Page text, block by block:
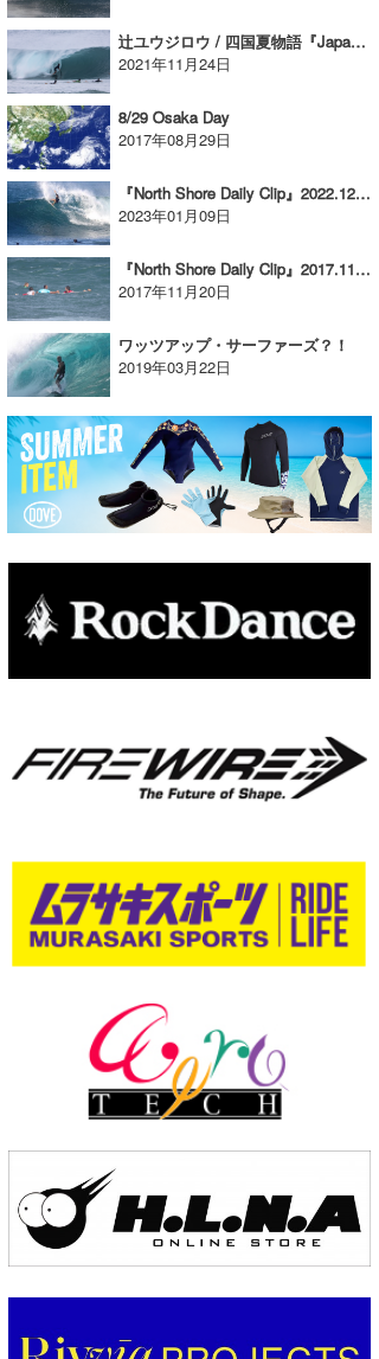
辻ユウジロウ / 四国夏物語『Japan Daily Clip』2021 @ Shikoku / vol.4
2021年11月24日
8/29 Osaka Day
2017年08月29日
『North Shore Daily Clip』2022.12.22 @ HALEIWA
2023年01月09日
『North Shore Daily Clip』2017.11.19 @ Haleiwa vol.1
2017年11月20日
ワッツアップ・サーファーズ？！
2019年03月22日
OYZ
S.K
Soulman
VAGY
waka☆=
YUKI☆
たっちー
ハンマー
まっきー
三輪予報士
小川予報士
上條将美
ゴン
wanda
予報士 hiro.
banpaku
chappy
Romisea